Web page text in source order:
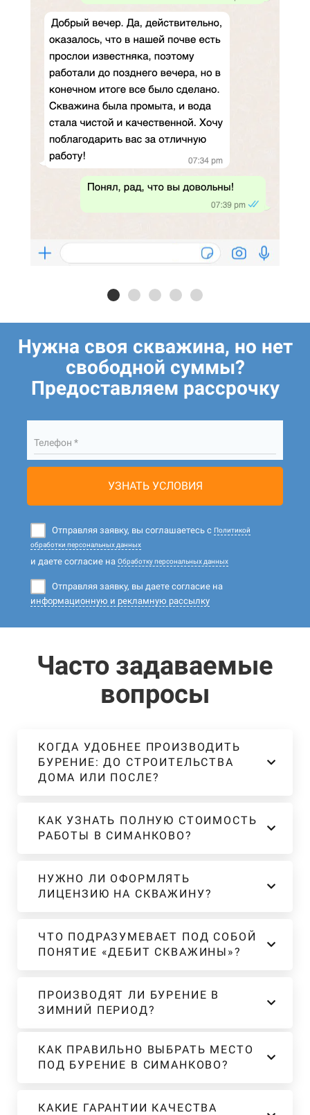
Нужна своя скважина, но нет
свободной суммы?
Предоставляем рассрочку
Телефон *
УЗНАТЬ УСЛОВИЯ
Отправляя заявку, вы соглашаетесь с Политикой
обработки персональных данных
и даете согласие на Обработку персональных данных
Отправляя заявку, вы даете согласие на
информационную и рекламную рассылку
Часто задаваемые
вопросы
КОГДА УДОБНЕЕ ПРОИЗВОДИТЬ
БУРЕНИЕ: ДО СТРОИТЕЛЬСТВА
ДОМА ИЛИ ПОСЛЕ?
КАК УЗНАТЬ ПОЛНУЮ СТОИМОСТЬ
РАБОТЫ В СИМАНКОВО?
НУЖНО ЛИ ОФОРМЛЯТЬ
ЛИЦЕНЗИЮ НА СКВАЖИНУ?
ЧТО ПОДРАЗУМЕВАЕТ ПОД СОБОЙ
ПОНЯТИЕ «ДЕБИТ СКВАЖИНЫ»?
ПРОИЗВОДЯТ ЛИ БУРЕНИЕ В
ЗИМНИЙ ПЕРИОД?
КАК ПРАВИЛЬНО ВЫБРАТЬ МЕСТО
ПОД БУРЕНИЕ В СИМАНКОВО?
КАКИЕ ГАРАНТИИ КАЧЕСТВА